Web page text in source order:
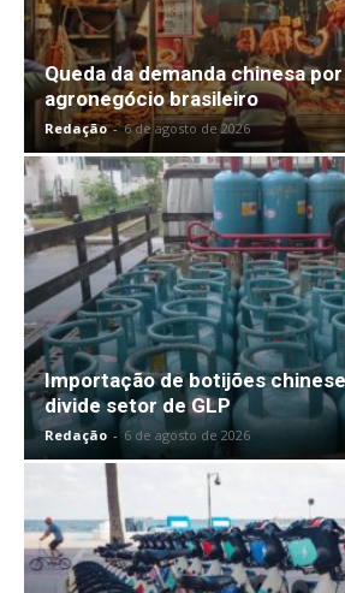
Queda da demanda chinesa
agronegócio brasileiro
Redação - 6 de agosto de 2026
Importação de botijões
divide setor de GLP
Redação - 6 de agosto de 2026